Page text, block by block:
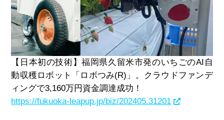
【日本初の技術】福岡県久留米市発のいちごのAI自
動収穫ロボット「ロボつみ(R)」。クラウドファンデ
ィングで3,160万円資金調達成功！
https://fukuoka-leapup.jp/biz/202405.31201